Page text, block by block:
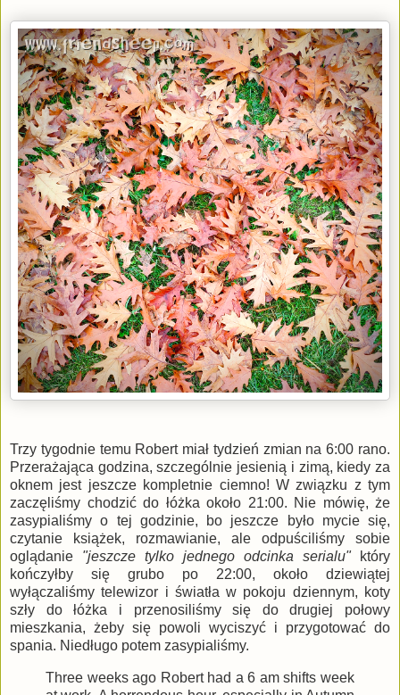
Trzy tygodnie temu Robert miał tydzień zmian na 6:00 rano.
Przerażająca godzina, szczególnie jesienią i zimą, kiedy za
oknem jest jeszcze kompletnie ciemno! W związku z tym
zaczęliśmy chodzić do łóżka około 21:00. Nie mówię, że
zasypialiśmy o tej godzinie, bo jeszcze było mycie się,
czytanie książek, rozmawianie, ale odpuściliśmy sobie
oglądanie "jeszcze tylko jednego odcinka serialu"który
kończyłby się grubo po 22:00, około dziewiątej
wyłączaliśmy telewizor i światła w pokoju dziennym, koty
szły do łóżka i przenosiliśmy się do drugiej połowy
mieszkania, żeby się powoli wyciszyć i przygotować do
spania. Niedługo potem zasypialiśmy.
Three weeks ago Robert had a 6 am shifts week